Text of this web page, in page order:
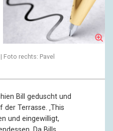
rechts: Pavel
Bill geduscht und
Terrasse. ‚This
und eingewilligt,